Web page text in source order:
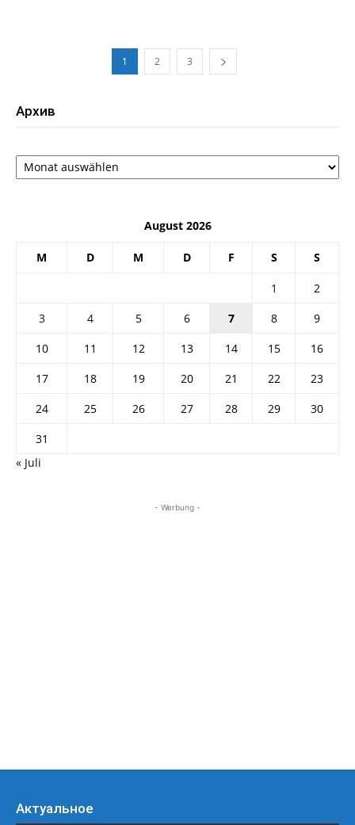
1 2 3
Архив
Архив
August 2026
M D M D F S S
1
2
3
4 5 6 7 8
9
10
11 12 13 14 15
16
17
18 19 20 21 22
23
24
25 26 27 28 29
30
31
« Juli
- Werbung -
Актуальное